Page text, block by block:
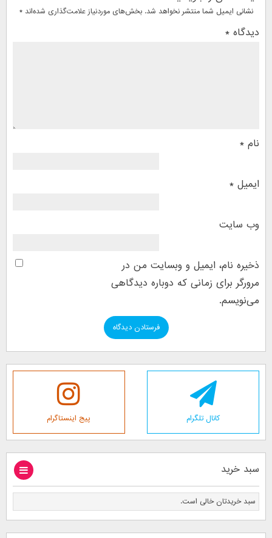
نشانی ایمیل شما منتشر نخواهد شد. بخش‌های موردنیاز علامت‌گذاری شده‌اند*
دیدگاه *
نام *
ایمیل *
وب‌ سایت
ذخیره نام، ایمیل و وبسایت من در
مرورگر برای زمانی که دوباره دیدگاهی
می‌نویسم.
کانال تلگرام پیج اینستاگرام
سبد خرید
سبد خریدتان خالی است.